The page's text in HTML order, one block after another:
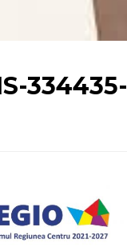
334435-